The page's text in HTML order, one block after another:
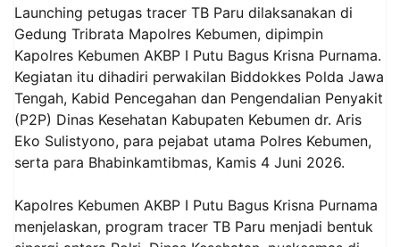
Launching petugas tracer TB Paru dilaksanakan di
Gedung Tribrata Mapolres Kebumen, dipimpin
Kapolres Kebumen AKBP I Putu Bagus Krisna Purnama.
Kegiatan itu dihadiri perwakilan Biddokkes Polda Jawa
Tengah, Kabid Pencegahan dan Pengendalian Penyakit
(P2P) Dinas Kesehatan Kabupaten Kebumen dr. Aris
Eko Sulistyono, para pejabat utama Polres Kebumen,
serta para Bhabinkamtibmas, Kamis 4 Juni 2026.
Kapolres Kebumen AKBP I Putu Bagus Krisna Purnama
menjelaskan, program tracer TB Paru menjadi bentuk